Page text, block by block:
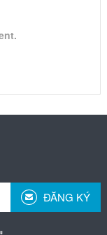
ĐĂNG KÝ